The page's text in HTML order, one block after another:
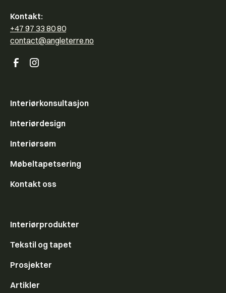
Kontakt:
+47 97 33 80 80
contact@angleterre.no
Interiørkonsultasjon
Interiørdesign
Interiørsøm
Møbeltapetsering
Kontakt oss
Interiørprodukter
Tekstil og tapet
Prosjekter
Artikler